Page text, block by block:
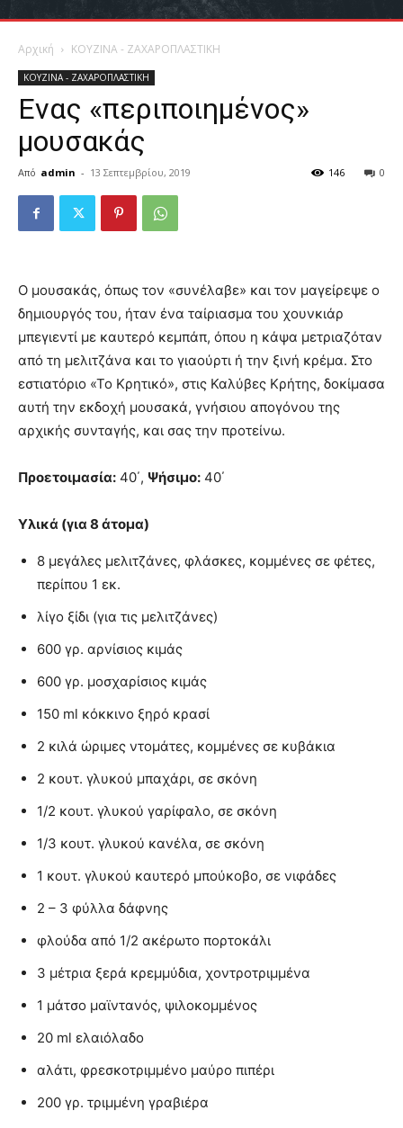
Αρχική ΚΟΥΖΙΝΑ - ΖΑΧΑΡΟΠΛΑΣΤΙΚΗ
ΚΟΥΖΙΝΑ - ΖΑΧΑΡΟΠΛΑΣΤΙΚΗ
Ενας «περιποιημένος»
μουσακάς
Από admin - 13 Σεπτεμβρίου, 2019 0
146
Ο μουσακάς, όπως τον «συνέλαβε» και τον μαγείρεψε ο
δημιουργός του, ήταν ένα ταίριασμα του χουνκιάρ
μπεγιεντί με καυτερό κεμπάπ, όπου η κάψα μετριαζόταν
από τη μελιτζάνα και το γιαούρτι ή την ξινή κρέμα. Στο
εστιατόριο «Το Κρητικό», στις Καλύβες Κρήτης, δοκίμασα
αυτή την εκδοχή μουσακά, γνήσιου απογόνου της
αρχικής συνταγής, και σας την προτείνω.
Προετοιμασία: 40΄, Ψήσιμο: 40΄
Υλικά (για 8 άτομα)
8 μεγάλες μελιτζάνες, φλάσκες, κομμένες σε φέτες,
περίπου 1 εκ.
λίγο ξίδι (για τις μελιτζάνες)
600 γρ. αρνίσιος κιμάς
600 γρ. μοσχαρίσιος κιμάς
150 ml κόκκινο ξηρό κρασί
2 κιλά ώριμες ντομάτες, κομμένες σε κυβάκια
2 κουτ. γλυκού μπαχάρι, σε σκόνη
1/2 κουτ. γλυκού γαρίφαλο, σε σκόνη
1/3 κουτ. γλυκού κανέλα, σε σκόνη
1 κουτ. γλυκού καυτερό μπούκοβο, σε νιφάδες
2 – 3 φύλλα δάφνης
φλούδα από 1/2 ακέρωτο πορτοκάλι
3 μέτρια ξερά κρεμμύδια, χοντροτριμμένα
1 μάτσο μαϊντανός, ψιλοκομμένος
20 ml ελαιόλαδο
αλάτι, φρεσκοτριμμένο μαύρο πιπέρι
200 γρ. τριμμένη γραβιέρα